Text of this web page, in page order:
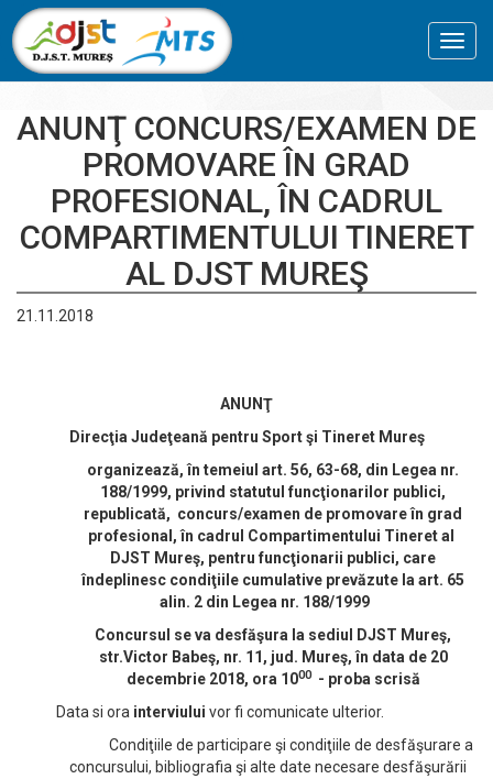
ANUNŢ CONCURS/EXAMEN DE
PROMOVARE ÎN GRAD
PROFESIONAL, ÎN CADRUL
COMPARTIMENTULUI TINERET
AL DJST MUREŞ
21.11.2018
ANUNŢ
Direcţia Judeţeană pentru Sport şi Tineret Mureş
organizează, în temeiul art. 56, 63-68, din Legea nr.
188/1999, privind statutul funcţionarilor publici,
republicată, concurs/examen de promovare în grad
profesional, în cadrul Compartimentului Tineret al
DJST Mureş, pentru funcţionarii publici, care
îndeplinesc condiţiile cumulative prevăzute la art. 65
alin. 2 din Legea nr. 188/1999
Concursul se va desfăşura la sediul DJST Mureş,
str.Victor Babeş, nr. 11, jud. Mureş, în data de 20
decembrie 2018, ora 1000 - proba scrisă
Data si ora interviului vor fi comunicate ulterior.
Condiţiile de participare şi condiţiile de desfăşurare a
concursului, bibliografia şi alte date necesare desfăşurării